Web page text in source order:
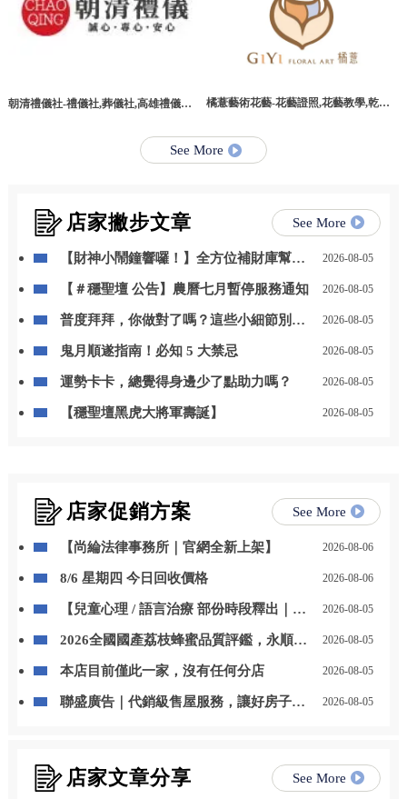
朝清禮儀社-禮儀社,葬儀社,高雄禮儀社,
橘薏藝術花藝-花藝證照,花藝教學,乾燥
See More
店家撇步文章 See More
【財神小鬧鐘響囉！】全方位補財庫幫你
2026-08-05
【＃穩聖壇 公告】農曆七月暫停服務通知 2026-08-05
普度拜拜，你做對了嗎？這些小細節別忽
2026-08-05
鬼月順遂指南！必知 5 大禁忌 2026-08-05
運勢卡卡，總覺得身邊少了點助力嗎？ 2026-08-05
【穩聖壇黑虎大將軍壽誕】 2026-08-05
店家促銷方案 See More
【尚綸法律事務所｜官網全新上架】 2026-08-06
8/6 星期四 今日回收價格 2026-08-06
【兒童心理 / 語言治療 部份時段釋出｜開
2026-08-05
2026全國國產荔枝蜂蜜品質評鑑，永順豐
2026-08-05
本店目前僅此一家，沒有任何分店 2026-08-05
聯盛廣告｜代銷級售屋服務，讓好房子被
2026-08-05
店家文章分享 See More